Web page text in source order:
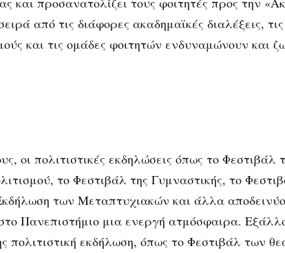
από τις διάφορες ακαδημαϊκές διαλέξεις, τις
και τις ομάδες φοιτητών ενδυναμώνουν και
οι πολιτιστικές εκδηλώσεις όπως το
το Φεστιβάλ της Γυμναστικής, το
των Μεταπτυχιακών και άλλα
Πανεπιστήμιο μια ενεργή ατμόσφαιρα.
πολιτιστική εκδήλωση, όπως το Φεστιβάλ των